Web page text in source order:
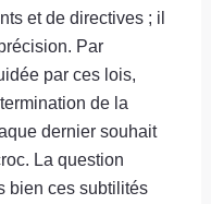
et de directives ; il
Par
par ces lois,
de la
dernier souhait
La question
bien ces subtilités